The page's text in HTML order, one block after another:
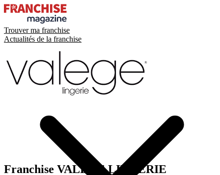
Trouver ma franchise
Actualités de la franchise
Franchise VALEGE LINGERIE